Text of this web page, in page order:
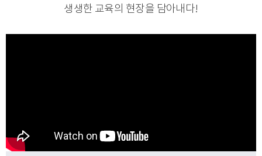
생생한 교육의 현장을 담아내다!